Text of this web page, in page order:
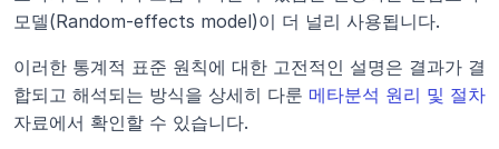
모델(Random-effects model)이 더 널리 사용됩니다.
이러한 통계적 표준 원칙에 대한 고전적인 설명은 결과가 결
합되고 해석되는 방식을 상세히 다룬 메타분석 원리 및 절차
자료에서 확인할 수 있습니다.